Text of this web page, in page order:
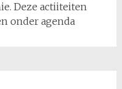
Deze actiiteiten
onder agenda